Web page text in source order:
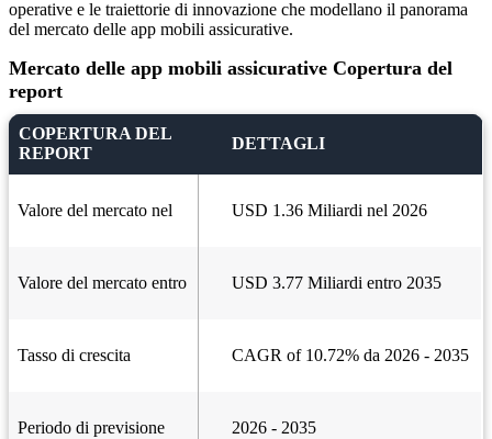
operative e le traiettorie di innovazione che modellano il panorama
del mercato delle app mobili assicurative.
Mercato delle app mobili assicurative Copertura del
report
COPERTURA DEL
REPORT
DETTAGLI
Valore del mercato nel USD 1.36 Miliardi nel 2026
Valore del mercato entro USD 3.77 Miliardi entro 2035
Tasso di crescita CAGR of 10.72% da 2026 - 2035
Periodo di previsione 2026 - 2035